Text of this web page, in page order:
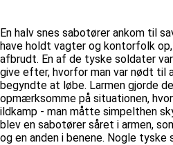
En halv snes sabotører ankom til
have holdt vagter og kontorfolk
afbrudt. En af de tyske soldater
give efter, hvorfor man var nødt til
begyndte at løbe. Larmen gjorde
opmærksomme på situationen,
ildkamp - man måtte simpelthen
blev en sabotører såret i armen,
og en anden i benene. Nogle